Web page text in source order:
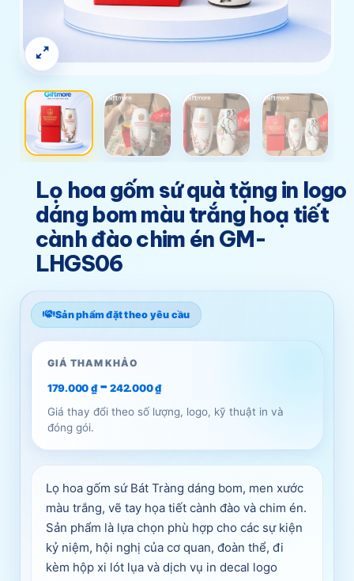
Lọ hoa gốm sứ quà tặng in logo
dáng bom màu trắng hoạ tiết
cành đào chim én GM-
LHGS06
Sản phẩm đặt theo yêu cầu
GIÁ THAM KHẢO
179.000 ₫-242.000₫
Giá thay đổi theo số lượng, logo, kỹ thuật in và
đóng gói.
Lọ hoa gốm sứ Bát Tràng dáng bom, men xước
màu trắng, vẽ tay họa tiết cành đào và chim én.
Sản phẩm là lựa chọn phù hợp cho các sự kiện
kỷ niệm, hội nghị của cơ quan, đoàn thể, đi
kèm hộp xi lót lụa và dịch vụ in decal logo